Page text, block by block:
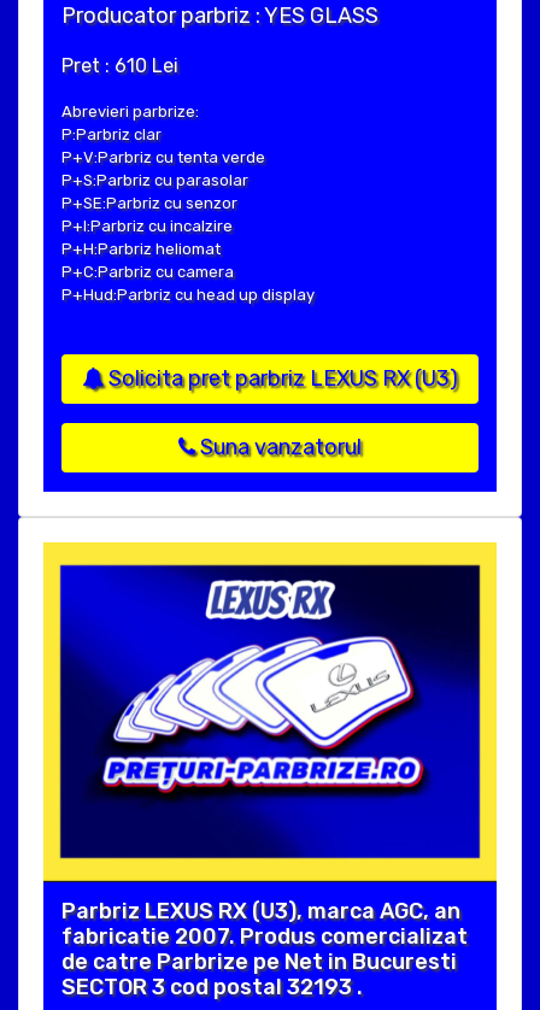
Producator parbriz : YES GLASS
Pret : 610 Lei
Abrevieri parbrize:
P:Parbriz clar
P+V:Parbriz cu tenta verde
P+S:Parbriz cu parasolar
P+SE:Parbriz cu senzor
P+I:Parbriz cu incalzire
P+H:Parbriz heliomat
P+C:Parbriz cu camera
P+Hud:Parbriz cu head up display
Solicita pret parbriz LEXUS RX (U3)
Suna vanzatorul
Parbriz LEXUS RX (U3), marca AGC, an
fabricatie 2007. Produs comercializat
de catre Parbrize pe Net in Bucuresti
SECTOR 3 cod postal 32193 .